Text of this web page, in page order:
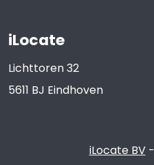
iLocate
Lichttoren 32
5611 BJ Eindhoven
iLocate BV-